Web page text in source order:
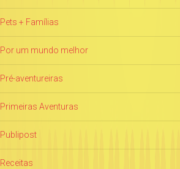
Pets + Famílias
Por um mundo melhor
Pré-aventureiras
Primeiras Aventuras
Publipost
Receitas